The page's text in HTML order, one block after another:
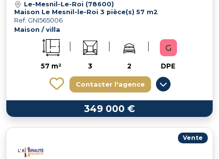
Le-Mesnil-Le-Roi (78600)
Maison Le Mesnil-le-Roi 3 pièce(s) 57 m2
Ref: GNI565006
Maison / villa
57 m² 3 2 DPE
Contacter l'agence
349 000 €
Vente